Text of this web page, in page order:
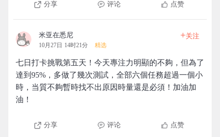
分享 评论 点赞
米亚在悉尼
10月27日 14时21分 精选
+关注
七日打卡挑戰第五天！今天專注力明顯的不夠，但為了
達到95%，多做了幾次測試，全部六個任務超過一個小
時，当質不夠暫時找不出原因時量還是必須！加油加
油！
分享 评论 点赞